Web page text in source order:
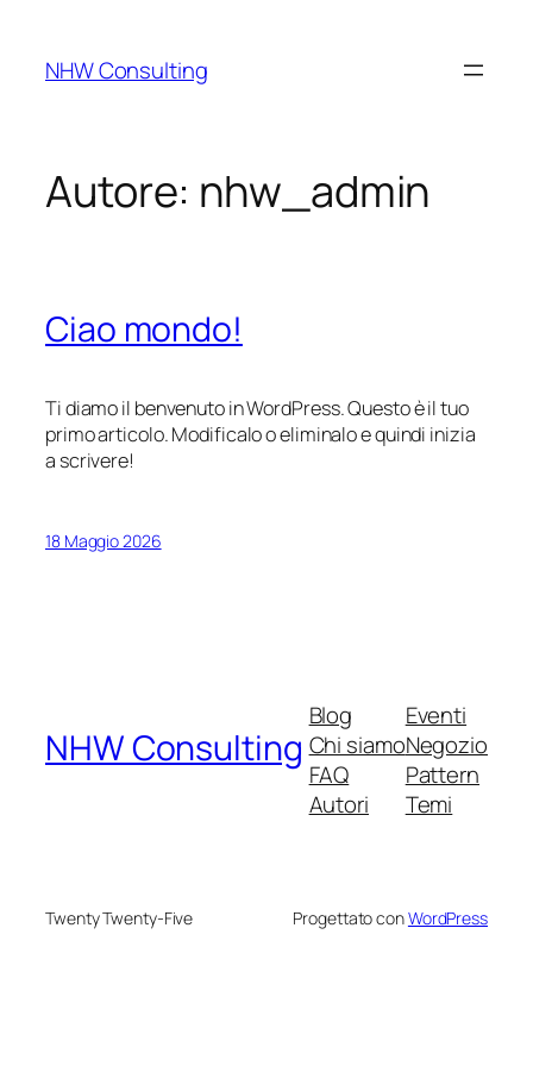
contenuto
NHW Consulting
Autore: nhw_admin
Ciao mondo!
Ti diamo il benvenuto in WordPress. Questo è il tuo
primo articolo. Modificalo o eliminalo e quindi inizia
a scrivere!
18 Maggio 2026
NHW Consulting
Blog
Chi siamo
FAQ
Autori
Eventi
Negozio
Pattern
Temi
Twenty Twenty-Five Progettato conWordPress